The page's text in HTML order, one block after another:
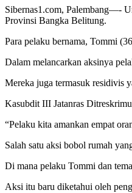
Sibernas1.com, Palembang—-
Provinsi Bangka Belitung.
Para pelaku bernama, Tommi
Dalam melancarkan aksinya
Mereka juga termasuk residivis
Kasubdit III Jatanras
“Pelaku kita amankan empat
Salah satu aksi bobol rumah
Di mana pelaku Tommi dan
Aksi itu baru diketahui oleh